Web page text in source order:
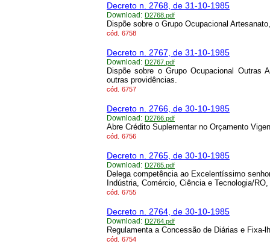
Decreto n. 2768, de 31-10-1985
Download: D2768.pdf
Dispõe sobre o Grupo Ocupacional
cód. 6758
Decreto n. 2767, de 31-10-1985
Download: D2767.pdf
Dispõe sobre o Grupo Ocupacional Outras
outras providências.
cód. 6757
Decreto n. 2766, de 30-10-1985
Download: D2766.pdf
Abre Crédito Suplementar no Orçamento
cód. 6756
Decreto n. 2765, de 30-10-1985
Download: D2765.pdf
Delega competência ao Excelentíssimo
Indústria, Comércio, Ciência e Tecnologia/
cód. 6755
Decreto n. 2764, de 30-10-1985
Download: D2764.pdf
Regulamenta a Concessão de Diárias e Fixa-
cód. 6754